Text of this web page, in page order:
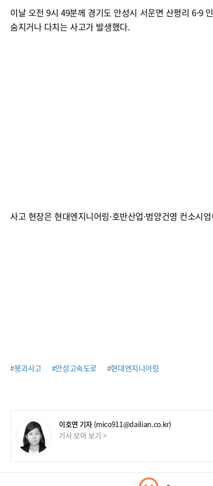
이날 오전 9시 49분께 경기도 안성시 서운면 산평리 6-9
숨지거나 다치는 사고가 발생했다.
사고 현장은 현대엔지니어링·호반산업·범양건영 컨소시
#붕괴사고 #안성고속도로 #현대엔지니어링
이호연 기자 (mico911@dailian.co.kr)
기사 모아 보기 >